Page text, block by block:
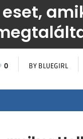
eset,
0 BY BLUEGIRL